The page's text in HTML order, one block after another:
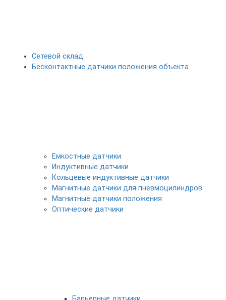
Сетевой склад
Бесконтактные датчики положения объекта
Емкостные датчики
Индуктивные датчики
Кольцевые индуктивные датчики
Магнитные датчики для пневмоцилиндров
Магнитные датчики положения
Оптические датчики